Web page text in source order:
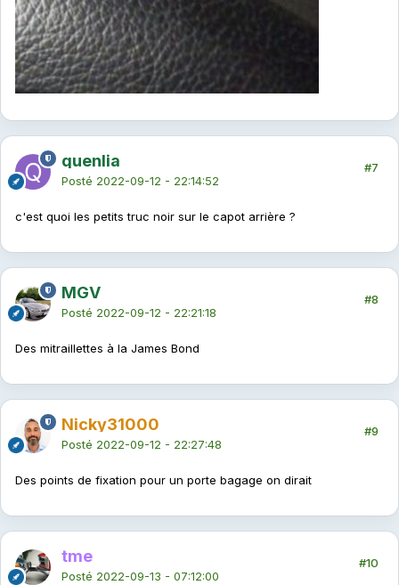
quenlia
Posté 2022-09-12 - 22:14:52
#7
c'est quoi les petits truc noir sur le capot arrière ?
MGV
Posté 2022-09-12 - 22:21:18
#8
Des mitraillettes à la James Bond
Nicky31000
Posté 2022-09-12 - 22:27:48
#9
Des points de fixation pour un porte bagage on dirait
tme
Posté 2022-09-13 - 07:12:00
#10